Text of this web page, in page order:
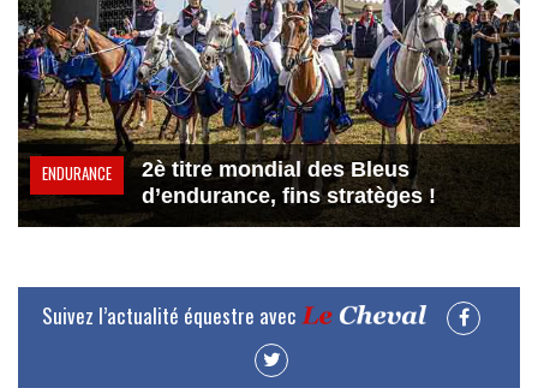
ENDURANCE
2è titre mondial des Bleus
d’endurance, fins stratèges !
Suivez l’actualité équestre avec